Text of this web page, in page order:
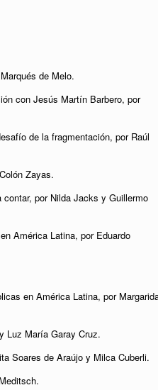
de Melo.
con Jesús Martín Barbero, por
de la fragmentación, por Raúl
Zayas.
por Nilda Jacks y Guillermo
América Latina, por Eduardo
en América Latina, por
Luz María Garay Cruz.
Soares de Araújo y Milca Cuberli.